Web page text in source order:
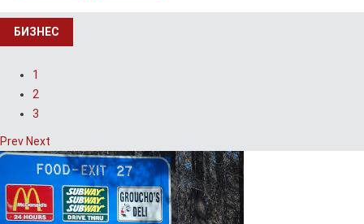
БИЗНЕС
1
2
3
Prev Next